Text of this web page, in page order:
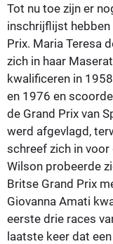
Tot nu toe zijn er
inschrijflijst hebben
Prix. Maria Teresa
zich in haar
kwalificeren in
en 1976 en
de Grand Prix van
werd afgevlagd,
schreef zich in
Wilson probeerde
Britse Grand Prix
Giovanna Amati
eerste drie races
laatste keer dat